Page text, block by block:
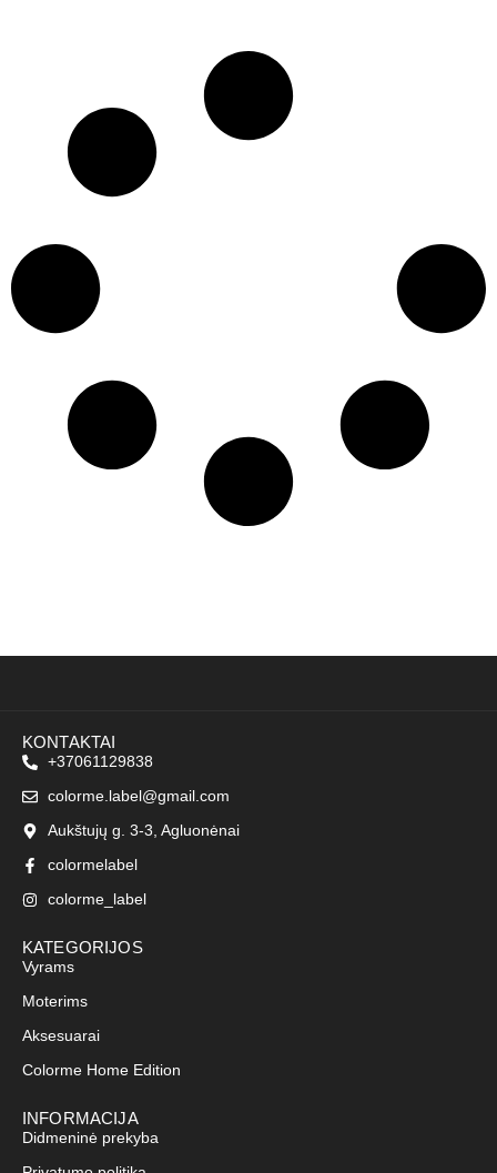
KONTAKTAI
+37061129838
colorme.label@gmail.com
Aukštujų g. 3-3, Agluonėnai
colormelabel
colorme_label
KATEGORIJOS
Vyrams
Moterims
Aksesuarai
Colorme Home Edition
INFORMACIJA
Didmeninė prekyba